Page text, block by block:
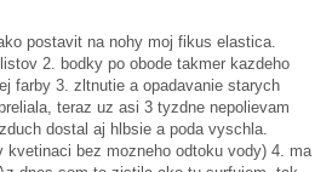
postavit na nohy moj fikus elastica.
2. bodky po obode takmer kazdeho
farby 3. zltnutie a opadavanie starych
teraz uz asi 3 tyzdne nepolievam
dostal aj hlbsie a poda vyschla.
kvetinaci bez mozneho odtoku vody) 4. ma